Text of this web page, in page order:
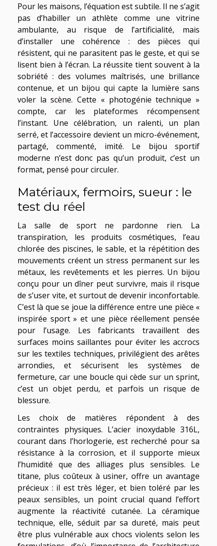
Pour les maisons, l’équation est subtile. Il ne s’agit
pas d’habiller un athlète comme une vitrine
ambulante, au risque de l’artificialité, mais
d’installer une cohérence : des pièces qui
résistent, qui ne parasitent pas le geste, et qui se
lisent bien à l’écran. La réussite tient souvent à la
sobriété : des volumes maîtrisés, une brillance
contenue, et un bijou qui capte la lumière sans
voler la scène. Cette « photogénie technique »
compte, car les plateformes récompensent
l’instant. Une célébration, un ralenti, un plan
serré, et l’accessoire devient un micro-événement,
partagé, commenté, imité. Le bijou sportif
moderne n’est donc pas qu’un produit, c’est un
format, pensé pour circuler.
Matériaux, fermoirs, sueur : le
test du réel
La salle de sport ne pardonne rien. La
transpiration, les produits cosmétiques, l’eau
chlorée des piscines, le sable, et la répétition des
mouvements créent un stress permanent sur les
métaux, les revêtements et les pierres. Un bijou
conçu pour un dîner peut survivre, mais il risque
de s’user vite, et surtout de devenir inconfortable.
C’est là que se joue la différence entre une pièce «
inspirée sport » et une pièce réellement pensée
pour l’usage. Les fabricants travaillent des
surfaces moins saillantes pour éviter les accrocs
sur les textiles techniques, privilégient des arêtes
arrondies, et sécurisent les systèmes de
fermeture, car une boucle qui cède sur un sprint,
c’est un objet perdu, et parfois un risque de
blessure.
Les choix de matières répondent à des
contraintes physiques. L’acier inoxydable 316L,
courant dans l’horlogerie, est recherché pour sa
résistance à la corrosion, et il supporte mieux
l’humidité que des alliages plus sensibles. Le
titane, plus coûteux à usiner, offre un avantage
précieux : il est très léger, et bien toléré par les
peaux sensibles, un point crucial quand l’effort
augmente la réactivité cutanée. La céramique
technique, elle, séduit par sa dureté, mais peut
être plus vulnérable aux chocs violents selon les